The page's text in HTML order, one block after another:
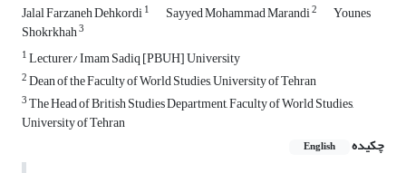
Jalal Farzaneh Dehkordi1 Sayyed Mohammad Marandi2 Younes
Shokrkhah3
1Lecturer/ Imam Sadiq [PBUH] University
2Dean of the Faculty of World Studies, University of Tehran
3The Head of British Studies Department, Faculty of World Studies,
University of Tehran
چکیده
English